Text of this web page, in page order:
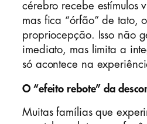
cérebro recebe estímulos
mas fica “órfão” de tato,
propriocepção. Isso não
imediato, mas limita a
só acontece na
O “efeito rebote” da
Muitas famílias que